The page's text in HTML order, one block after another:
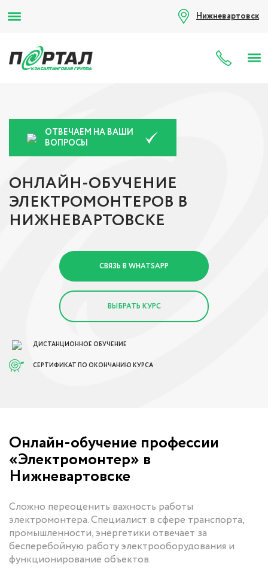
Нижневартовск
8
ОТВЕЧАЕМ НА ВАШИ
ВОПРОСЫ
ОНЛАЙН-ОБУЧЕНИЕ
ЭЛЕКТРОМОНТЕРОВ В
НИЖНЕВАРТОВСКЕ
СВЯЗЬ В WHATSAPP
ВЫБРАТЬ КУРС
ДИСТАНЦИОННОЕ ОБУЧЕНИЕ
СЕРТИФИКАТ ПО ОКОНЧАНИЮ КУРСА
Онлайн-обучение профессии
«Электромонтер» в
Нижневартовске
Сложно переоценить важность работы
электромонтера. Специалист в сфере транспорта,
промышленности, энергетики отвечает за
бесперебойную работу электрооборудования и
функционирование объектов.